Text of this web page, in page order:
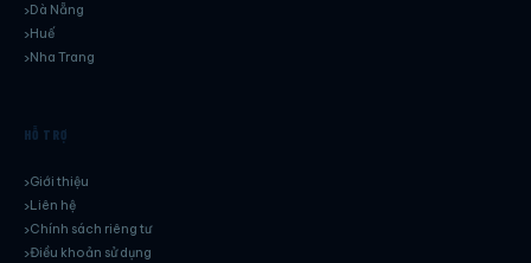
Dà Nẵng
Huế
Nha Trang
HỖ TRỢ
Giới thiệu
Liên hệ
Chính sách riêng tư
Điều khoản sử dụng